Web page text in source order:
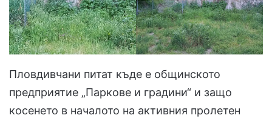
Пловдивчани питат къде е общинското
предприятие „Паркове и градини“ и защо
косенето в началото на активния пролетен